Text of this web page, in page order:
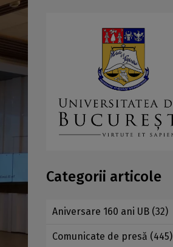
Categorii articole
Aniversare 160 ani UB (32)
Comunicate de presă (445)